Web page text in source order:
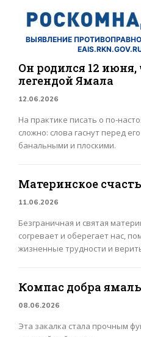
ВЫЯВЛЕНИЕ
Он родился 12
легендой Ямала
12.06.2026
На практике писать о по-
сложно: слова гаснут перед
банальными и плоскими.
Материнское
11.06.2026
Безграничная и святая
согревает и оберегает нас,
жизненные трудности и
Компас добра
08.06.2026
Эта закалка стала прочным